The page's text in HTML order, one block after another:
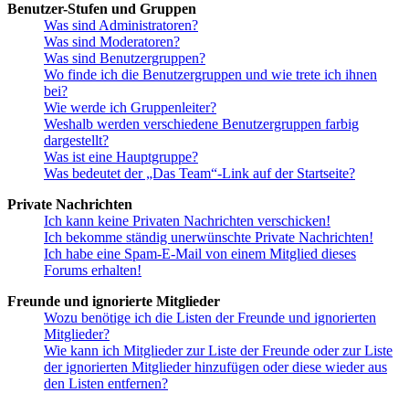
Benutzer-Stufen und Gruppen
Was sind Administratoren?
Was sind Moderatoren?
Was sind Benutzergruppen?
Wo finde ich die Benutzergruppen und wie trete ich ihnen
bei?
Wie werde ich Gruppenleiter?
Weshalb werden verschiedene Benutzergruppen farbig
dargestellt?
Was ist eine Hauptgruppe?
Was bedeutet der „Das Team“-Link auf der Startseite?
Private Nachrichten
Ich kann keine Privaten Nachrichten verschicken!
Ich bekomme ständig unerwünschte Private Nachrichten!
Ich habe eine Spam-E-Mail von einem Mitglied dieses
Forums erhalten!
Freunde und ignorierte Mitglieder
Wozu benötige ich die Listen der Freunde und ignorierten
Mitglieder?
Wie kann ich Mitglieder zur Liste der Freunde oder zur Liste
der ignorierten Mitglieder hinzufügen oder diese wieder aus
den Listen entfernen?